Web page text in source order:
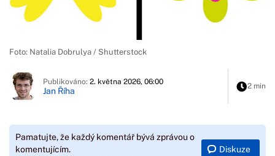
Foto: Natalia Dobrulya / Shutterstock
Publikováno: 2. května 2026, 06:00
Jan Říha 2 min
Pamatujte, že každý komentář bývá zprávou o
komentujícím.
Diskuze